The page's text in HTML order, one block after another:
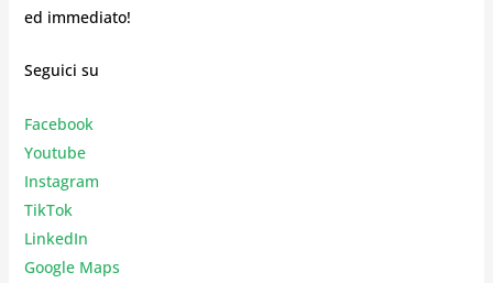
ed immediato!
Seguici su
Facebook
Youtube
Instagram
TikTok
LinkedIn
Google Maps